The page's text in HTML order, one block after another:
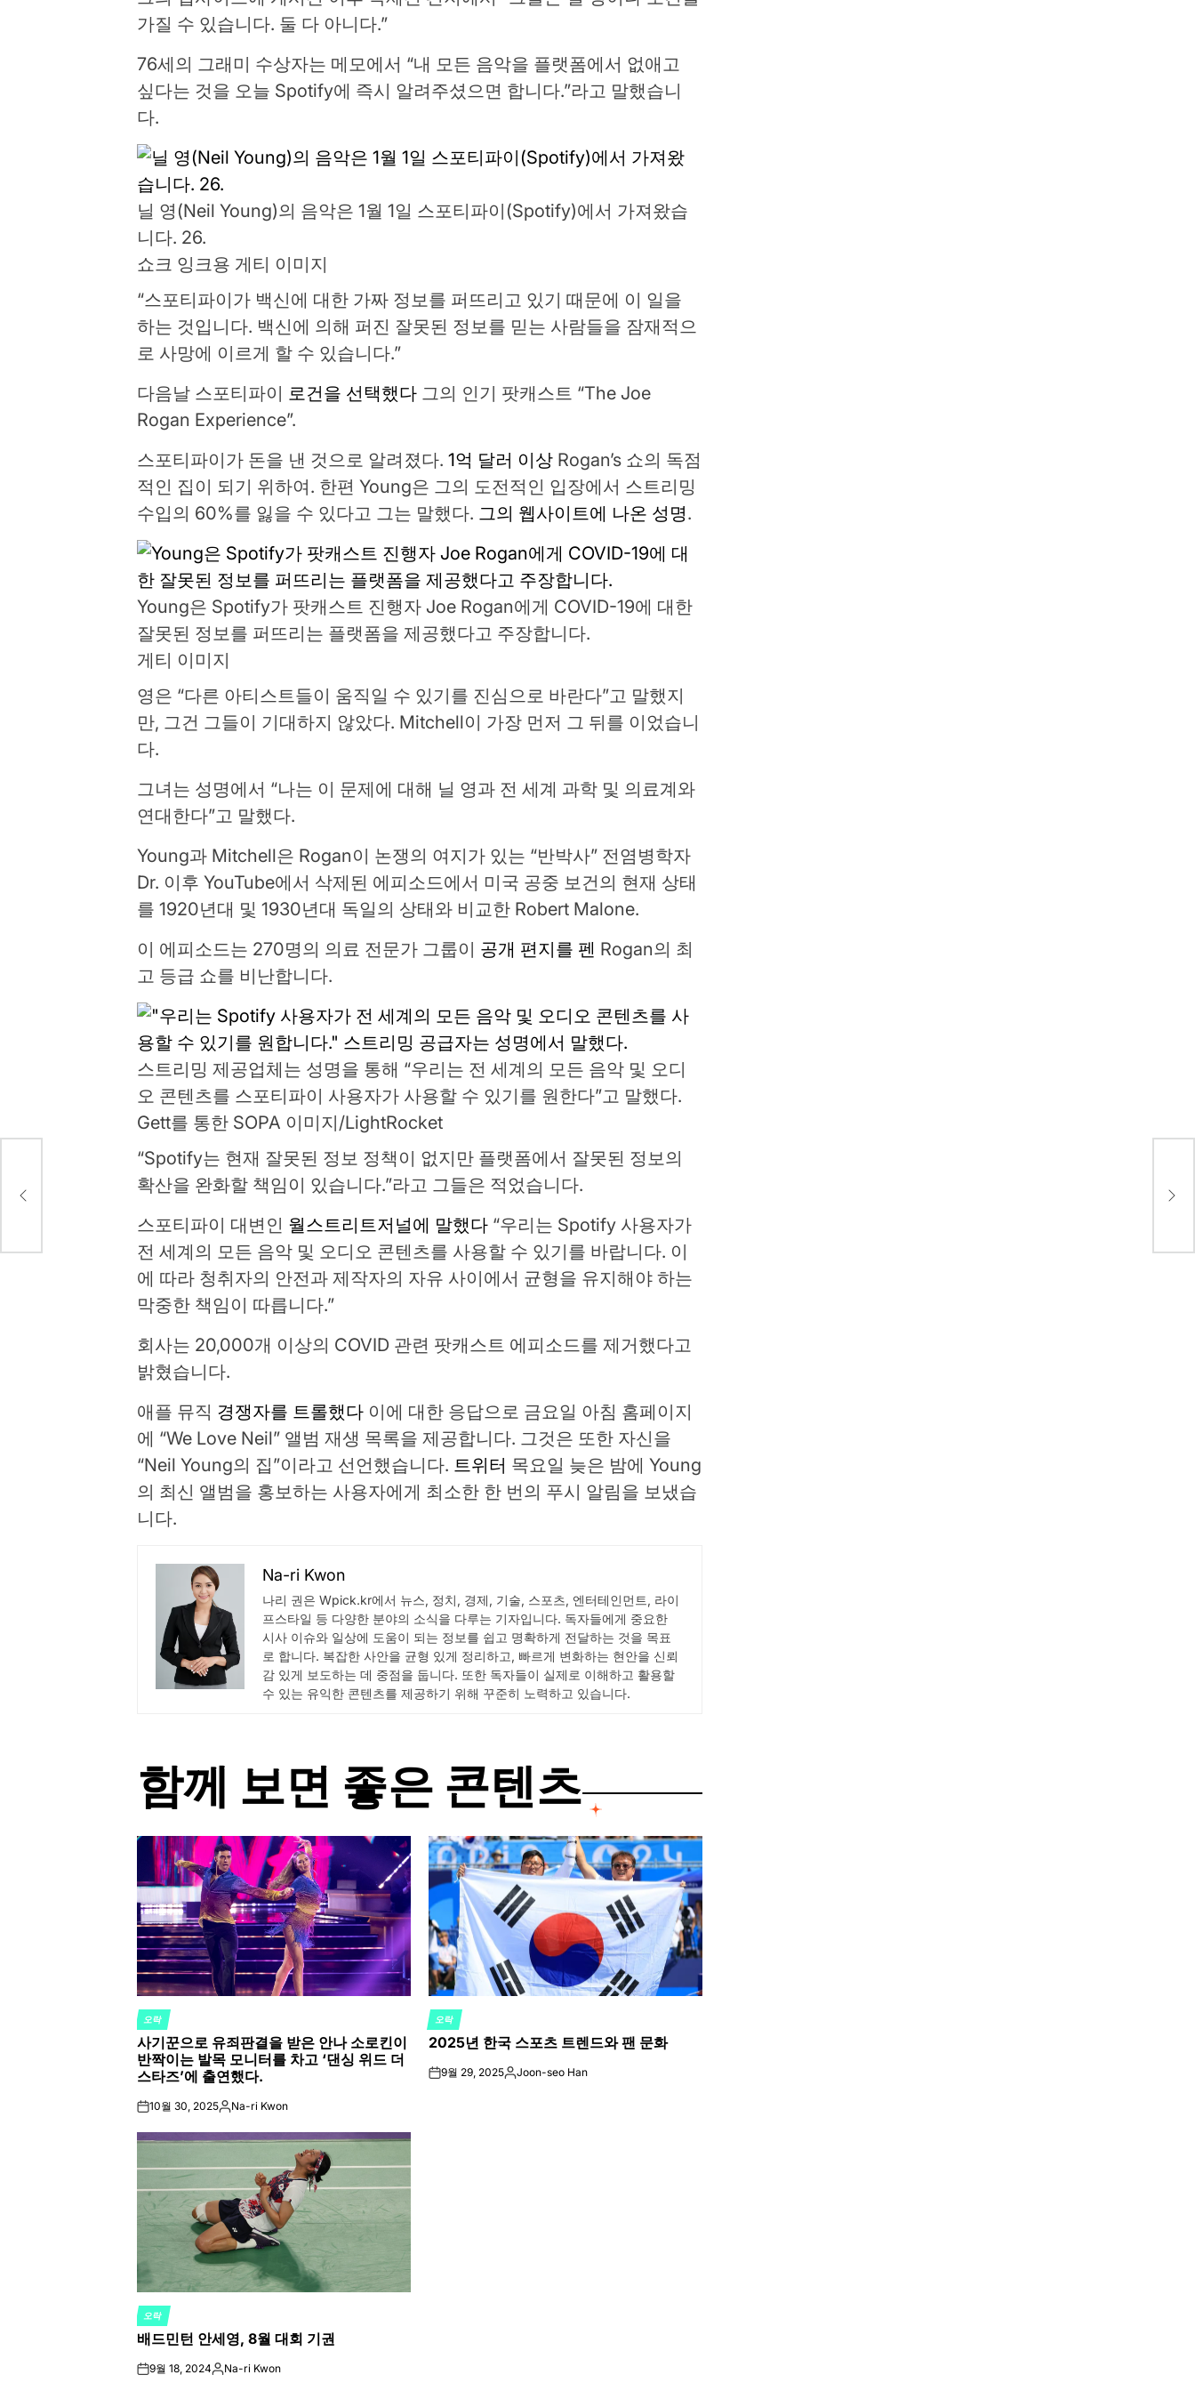
가질 수 있습니다. 둘 다 아니다.”
76세의 그래미 수상자는 메모에서 “내 모든 음악을 플랫폼에서 없애고
싶다는 것을 오늘 Spotify에 즉시 알려주셨으면 합니다.”라고 말했습니
다.
닐 영(Neil Young)의 음악은 1월 1일 스포티파이(Spotify)에서 가져왔습
니다. 26.
쇼크 잉크용 게티 이미지
“스포티파이가 백신에 대한 가짜 정보를 퍼뜨리고 있기 때문에 이 일을
하는 것입니다. 백신에 의해 퍼진 잘못된 정보를 믿는 사람들을 잠재적으
로 사망에 이르게 할 수 있습니다.”
다음날 스포티파이 로건을 선택했다 그의 인기 팟캐스트 “The Joe
Rogan Experience”.
스포티파이가 돈을 낸 것으로 알려졌다.1억 달러 이상 Rogan’s 쇼의 독점
적인 집이 되기 위하여. 한편 Young은 그의 도전적인 입장에서 스트리밍
수입의 60%를 잃을 수 있다고 그는 말했다. 그의 웹사이트에 나온 성명.
Young은 Spotify가 팟캐스트 진행자 Joe Rogan에게 COVID-19에 대한
잘못된 정보를 퍼뜨리는 플랫폼을 제공했다고 주장합니다.
게티 이미지
영은 “다른 아티스트들이 움직일 수 있기를 진심으로 바란다”고 말했지
만, 그건 그들이 기대하지 않았다. Mitchell이 ​​가장 먼저 그 뒤를 이었습니
다.
그녀는 성명에서 “나는 이 문제에 대해 닐 영과 전 세계 과학 및 의료계와
연대한다”고 말했다.
Young과 Mitchell은 Rogan이 논쟁의 여지가 있는 “반박사” 전염병학자
Dr. 이후 YouTube에서 삭제된 에피소드에서 미국 공중 보건의 현재 상태
를 1920년대 및 1930년대 독일의 상태와 비교한 Robert Malone.
이 에피소드는 270명의 의료 전문가 그룹이 공개 편지를 펜 Rogan의 최
고 등급 쇼를 비난합니다.
스트리밍 제공업체는 성명을 통해 “우리는 전 세계의 모든 음악 및 오디
오 콘텐츠를 스포티파이 사용자가 사용할 수 있기를 원한다”고 말했다.
Gett를 통한 SOPA 이미지/LightRocket
“Spotify는 현재 잘못된 정보 정책이 없지만 플랫폼에서 잘못된 정보의
확산을 완화할 책임이 있습니다.”라고 그들은 적었습니다.
스포티파이 대변인 월스트리트저널에 말했다 “우리는 Spotify 사용자가
전 세계의 모든 음악 및 오디오 콘텐츠를 사용할 수 있기를 바랍니다. 이
에 따라 청취자의 안전과 제작자의 자유 사이에서 균형을 유지해야 하는
막중한 책임이 따릅니다.”
회사는 20,000개 이상의 COVID 관련 팟캐스트 에피소드를 제거했다고
밝혔습니다.
애플 뮤직 경쟁자를 트롤했다 이에 대한 응답으로 금요일 아침 홈페이지
에 “We Love Neil” 앨범 재생 목록을 제공합니다. 그것은 또한 자신을
“Neil Young의 집”이라고 선언했습니다. 트위터 목요일 늦은 밤에 Young
의 최신 앨범을 홍보하는 사용자에게 최소한 한 번의 푸시 알림을 보냈습
니다.
Na-ri Kwon
나리 권은 Wpick.kr에서 뉴스, 정치, 경제, 기술, 스포츠, 엔터테인먼트, 라이
프스타일 등 다양한 분야의 소식을 다루는 기자입니다. 독자들에게 중요한
시사 이슈와 일상에 도움이 되는 정보를 쉽고 명확하게 전달하는 것을 목표
로 합니다. 복잡한 사안을 균형 있게 정리하고, 빠르게 변화하는 현안을 신뢰
감 있게 보도하는 데 중점을 둡니다. 또한 독자들이 실제로 이해하고 활용할
수 있는 유익한 콘텐츠를 제공하기 위해 꾸준히 노력하고 있습니다.
함께 보면 좋은 콘텐츠
POSTED
IN
오락
사기꾼으로 유죄판결을 받은 안나 소로킨이
반짝이는 발목 모니터를 차고 ‘댄싱 위드 더
스타즈’에 출연했다.
on10월 30, 2025Posted
Na-ri Kwon
POSTED
IN
오락
2025년 한국 스포츠 트렌드와 팬 문화
on9월 29, 2025Posted
Joon-seo Han
POSTED
IN
오락
배드민턴 안세영, 8월 대회 기권
on9월 18, 2024Posted
Na-ri Kwon
캘